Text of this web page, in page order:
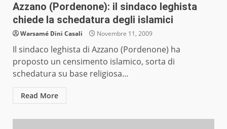
Azzano (Pordenone): il sindaco leghista
chiede la schedatura degli islamici
Warsamé Dini Casali Novembre 11, 2009
Il sindaco leghista di Azzano (Pordenone) ha
proposto un censimento islamico, sorta di
schedatura su base religiosa...
Read More